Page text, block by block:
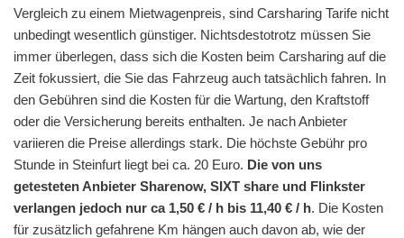
Vergleich zu einem Mietwagenpreis, sind Carsharing Tarife nicht
unbedingt wesentlich günstiger. Nichtsdestotrotz müssen Sie
immer überlegen, dass sich die Kosten beim Carsharing auf die
Zeit fokussiert, die Sie das Fahrzeug auch tatsächlich fahren. In
den Gebühren sind die Kosten für die Wartung, den Kraftstoff
oder die Versicherung bereits enthalten. Je nach Anbieter
variieren die Preise allerdings stark. Die höchste Gebühr pro
Stunde in Steinfurt liegt bei ca. 20 Euro. Die von uns
getesteten Anbieter Sharenow, SIXT share und Flinkster
verlangen jedoch nur ca 1,50 € / h bis 11,40 € / h. Die Kosten
für zusätzlich gefahrene Km hängen auch davon ab, wie der